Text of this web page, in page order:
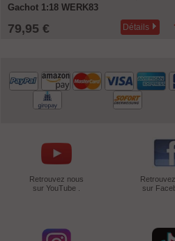
Gachot 1:18 WERK83
79,95 € Détails
Retrouvez nous
sur YouTube .
sur